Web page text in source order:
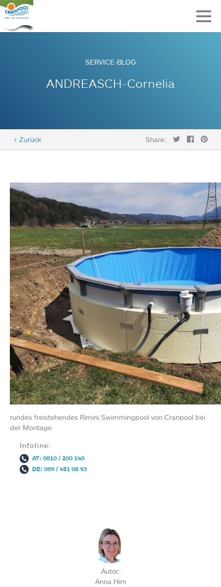
SERVICE-BLOG
ANDREASCH-Cornelia
< Zurück Share:
rundes freistehendes Rimini Swimmingpool von Cranpool bei
der Montage
Infoline:
AT: 0810 / 200 140
DE: 089 / 451 08 93
Autor:
Anna Hirn